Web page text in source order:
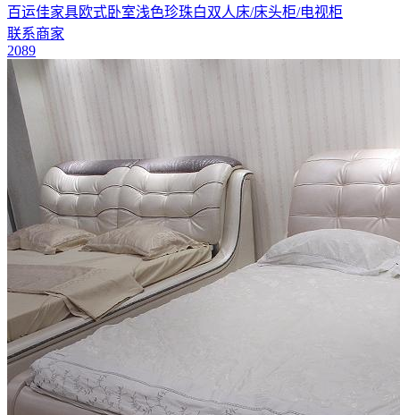
百运佳家具欧式卧室浅色珍珠白双人床/床头柜/电视柜
联系商家
2089